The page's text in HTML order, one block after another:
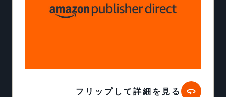
フリップして詳細を見る